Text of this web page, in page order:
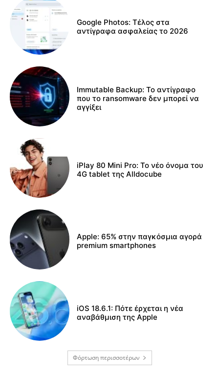
Google Photos: Τέλος στα
αντίγραφα ασφαλείας το 2026
Immutable Backup: Το αντίγραφο
που το ransomware δεν μπορεί να
αγγίξει
iPlay 80 Mini Pro: Το νέο όνομα του
4G tablet της Alldocube
Apple: 65% στην παγκόσμια αγορά
premium smartphones
iOS 18.6.1: Πότε έρχεται η νέα
αναβάθμιση της Apple
Φόρτωση περισσοτέρων